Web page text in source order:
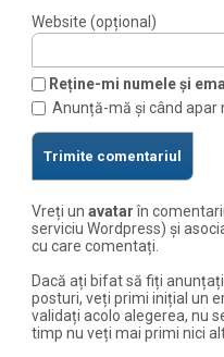
Website (opțional)
Reține-mi numele și
Anunță-mă și când apar
Vreți unavatarîn
serviciu Wordpress) și
cu care comentați.
Dacă ați bifat să fiți
posturi, veți primi inițial un
validați acolo alegerea, nu
timp nu veți mai primi nici